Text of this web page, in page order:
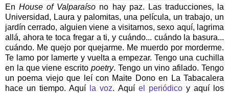
EnHouse of Valparaíso no hay paz. Las traducciones, la
Universidad, Laura y palomitas, una película, un trabajo, un
jardín cerrado, alguien viene a visitarnos, sexo aquí, lagrima
allá, ahora te toca fregar a ti, y cuándo... cuándo la basura...
cuándo. Me quejo por quejarme. Me muerdo por morderme.
Te lamo por lamerte y vuelta a empezar. Tengo una cuchilla
en la que viene escrito poetry. Tengo un vino afilado. Tengo
un poema viejo que leí con Maite Dono en La Tabacalera
hace un tiempo. Aquí
la voz. Aquí el periódicoy aquí los